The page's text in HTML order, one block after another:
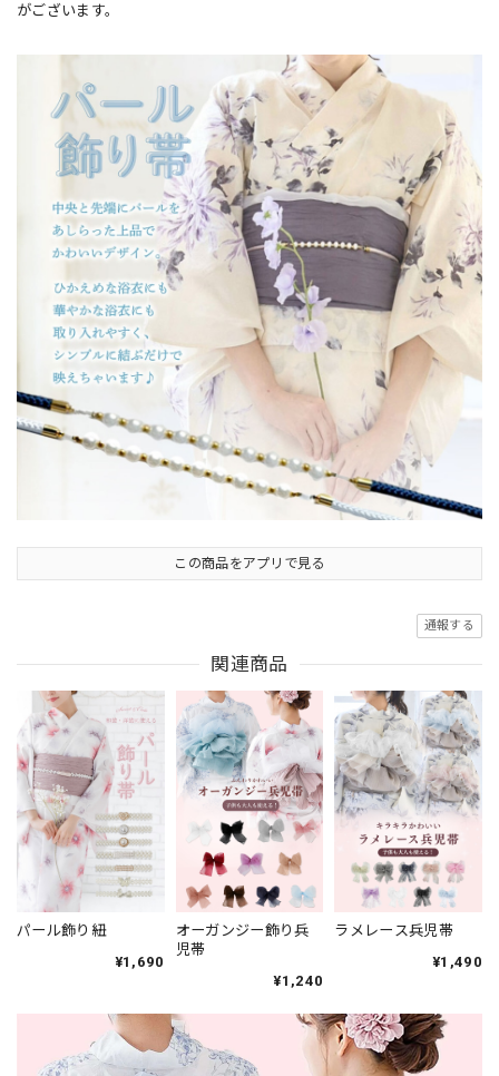
がございます。
この商品をアプリで見る
通報する
関連商品
パール飾り紐
¥1,690
オーガンジー飾り兵
児帯
¥1,240
ラメレース兵児帯
¥1,490